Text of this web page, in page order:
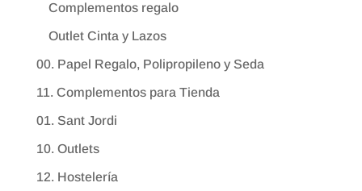
Complementos regalo
Outlet Cinta y Lazos
00. Papel Regalo, Polipropileno y Seda
11. Complementos para Tienda
01. Sant Jordi
10. Outlets
12. Hostelería